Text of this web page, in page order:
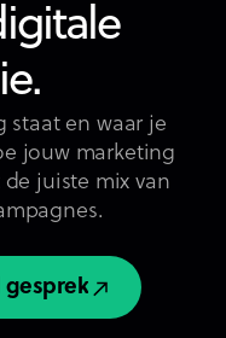
staat en waar je
jouw marketing
juiste mix van
gesprek
gesprek